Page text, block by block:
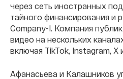
через сеть иностранных
тайного финансирования и
Company-I. Компания
видео на нескольких
включая TikTok, Instagram, X
Афанасьева и Калашников